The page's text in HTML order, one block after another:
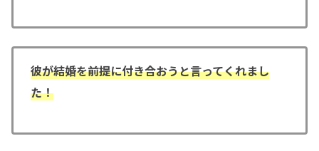
彼が結婚を前提に付き合おうと言ってくれまし
た！